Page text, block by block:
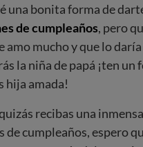
una bonita forma de
de cumpleaños, pero
amo mucho y que lo
la niña de papá ¡ten un
hija amada!
recibas una
de cumpleaños, espero